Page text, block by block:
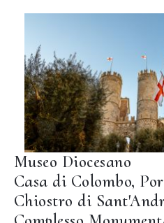
Museo Diocesano
Casa di Colombo,
Chiostro di